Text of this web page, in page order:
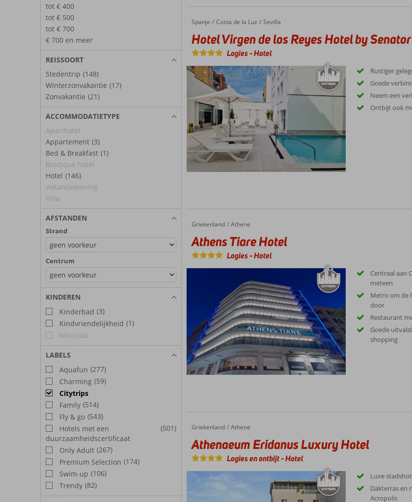
tot € 400
tot € 500
tot € 700
€ 700 en meer
REISSOORT
Stedentrip (148)
Winterzonvakantie (17)
Zonvakantie (21)
ACCOMMODATIETYPE
Aparthotel
Appartement (3)
Bed & Breakfast (1)
Boutique hotel
Hotel (146)
Vakantiewoning
Villa
AFSTANDEN
Strand
Centrum
KINDEREN
Kinderbad (3)
Kindvriendelijkheid (1)
Miniclub
LABELS
Aquafun (277)
Charming (59)
Citytrips
Family (514)
Fly & go (543)
Hotels met een
duurzaamheidscertificaat
(501)
Only Adult (267)
Premium Selection (174)
Swim-up (106)
Trendy (82)
Home
Spanje Costa de la Luz Sevilla
Hotel Virgen de los Reyes Hotel by Senator
Hotel Virgen de los Reyes Hotel by Senator
Logies-Hotel
Rustiger
Goede
Neem een
Ontbijt ook
Home
Griekenland Athene
Athens Tiare Hotel
Athens Tiare Hotel
Logies-Hotel
Centraal aan
meteen
Metro om de
door
Restaurant
Goede
shopping
Home
Griekenland Athene
Athenaeum Eridanus Luxury Hotel
Athenaeum Eridanus Luxury Hotel
Logies en ontbijt-Hotel
Luxe
Dakterras en
Acropolis